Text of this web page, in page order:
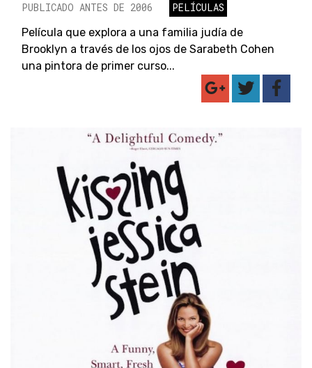
PUBLICADO ANTES DE 2006
PELÍCULAS
Película que explora a una familia judía de
Brooklyn a través de los ojos de Sarabeth Cohen
una pintora de primer curso...